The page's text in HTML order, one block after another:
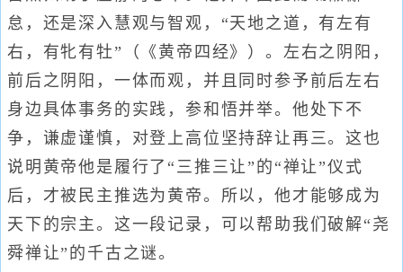
怠，还是深入慧观与智观，“天地之道，有左有
右，有牝有牡”（《黄帝四经》）。左右之阴阳，
前后之阴阳，一体而观，并且同时参予前后左右
身边具体事务的实践，参和悟并举。他处下不
争，谦虚谨慎，对登上高位坚持辞让再三。这也
说明黄帝他是履行了“三推三让”的“禅让”仪式
后，才被民主推选为黄帝。所以，他才能够成为
天下的宗主。这一段记录，可以帮助我们破解“尧
舜禅让”的千古之谜。